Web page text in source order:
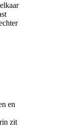
en
zit